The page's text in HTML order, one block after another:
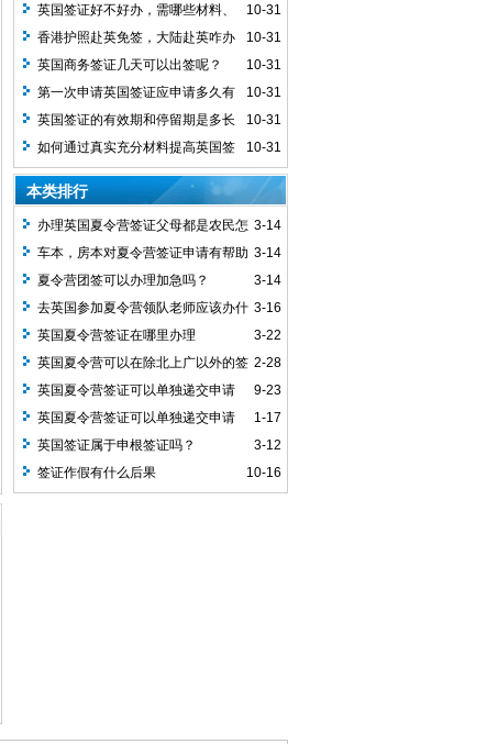
原因会拒签及如何提高出签率？
10-31
英国签证好不好办，需哪些材料、
有啥特殊要求及注意事项？
10-31
香港护照赴英免签，大陆赴英咋办
签及签证情况如何？
10-31
英国商务签证几天可以出签呢？
10-31
第一次申请英国签证应申请多久有
效期的签证？
10-31
英国签证的有效期和停留期是多长
时间呢？
10-31
如何通过真实充分材料提高英国签
证出签率？
本类排行
3-14
办理英国夏令营签证父母都是农民怎
么办？
3-14
车本，房本对夏令营签证申请有帮助
吗？
3-14
夏令营团签可以办理加急吗？
3-16
去英国参加夏令营领队老师应该办什
么签证呢？
3-22
英国夏令营签证在哪里办理
2-28
英国夏令营可以在除北上广以外的签
证中心递交申请吗？
9-23
英国夏令营签证可以单独递交申请
吗？
1-17
英国夏令营签证可以单独递交申请
吗？
3-12
英国签证属于申根签证吗？
10-16
签证作假有什么后果